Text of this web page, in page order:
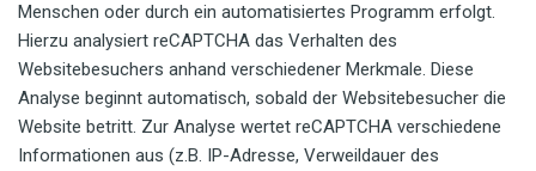
Menschen oder durch ein automatisiertes Programm erfolgt.
Hierzu analysiert reCAPTCHA das Verhalten des
Websitebesuchers anhand verschiedener Merkmale. Diese
Analyse beginnt automatisch, sobald der Websitebesucher die
Website betritt. Zur Analyse wertet reCAPTCHA verschiedene
Informationen aus (z.B. IP-Adresse, Verweildauer des